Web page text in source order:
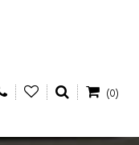
(0)